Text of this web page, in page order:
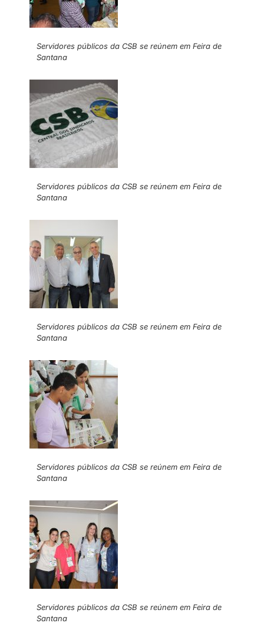
Servidores públicos da CSB se reúnem em Feira de
Santana
Servidores públicos da CSB se reúnem em Feira de
Santana
Servidores públicos da CSB se reúnem em Feira de
Santana
Servidores públicos da CSB se reúnem em Feira de
Santana
Servidores públicos da CSB se reúnem em Feira de
Santana